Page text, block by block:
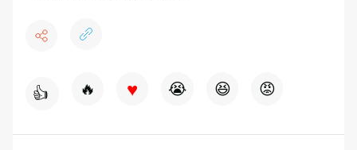
👍 🔥 ♥ 😭 😆 😡